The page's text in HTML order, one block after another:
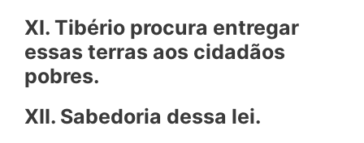
XI. Tibério procura entregar
essas terras aos cidadãos
pobres.
XII. Sabedoria dessa lei.